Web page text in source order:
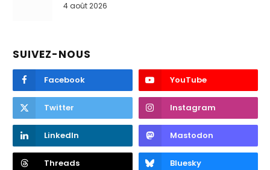
4 août 2026
SUIVEZ-NOUS
Facebook YouTube
Twitter Instagram
LinkedIn Mastodon
Threads Bluesky